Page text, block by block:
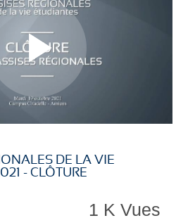
L
i
L
iDE LA VIE
- CLÔTURE
1 K Vues